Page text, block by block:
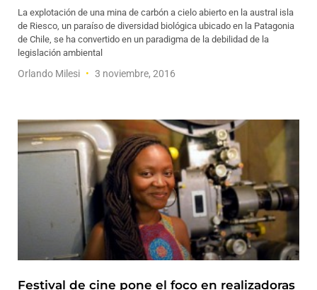
La explotación de una mina de carbón a cielo abierto en la austral isla
de Riesco, un paraíso de diversidad biológica ubicado en la Patagonia
de Chile, se ha convertido en un paradigma de la debilidad de la
legislación ambiental
Orlando Milesi 3 noviembre, 2016
Festival de cine pone el foco en realizadoras